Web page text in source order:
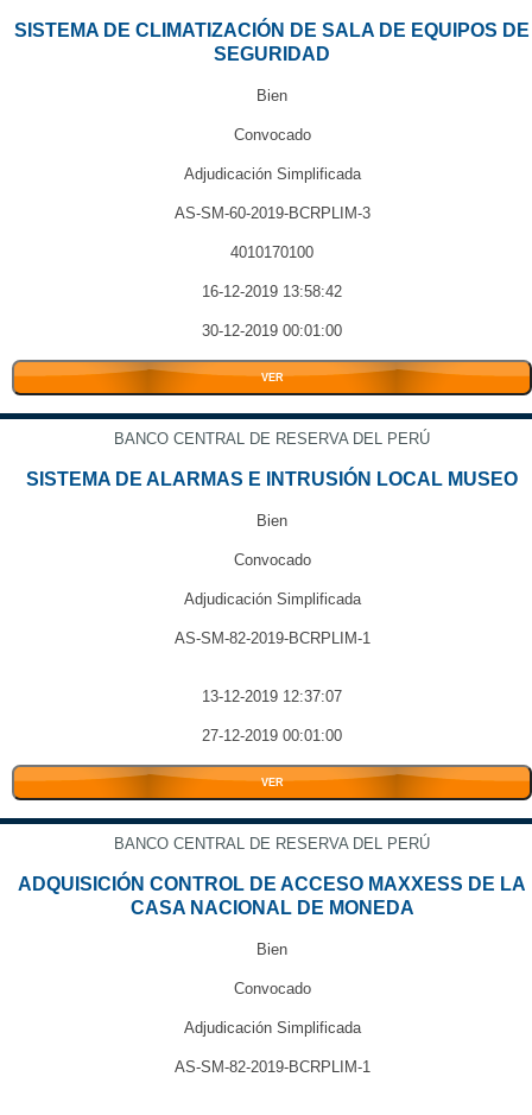
SISTEMA DE CLIMATIZACIÓN DE SALA DE EQUIPOS DE
SEGURIDAD
Bien
Convocado
Adjudicación Simplificada
AS-SM-60-2019-BCRPLIM-3
4010170100
16-12-2019 13:58:42
30-12-2019 00:01:00
VER
BANCO CENTRAL DE RESERVA DEL PERÚ
SISTEMA DE ALARMAS E INTRUSIÓN LOCAL MUSEO
Bien
Convocado
Adjudicación Simplificada
AS-SM-82-2019-BCRPLIM-1
13-12-2019 12:37:07
27-12-2019 00:01:00
VER
BANCO CENTRAL DE RESERVA DEL PERÚ
ADQUISICIÓN CONTROL DE ACCESO MAXXESS DE LA
CASA NACIONAL DE MONEDA
Bien
Convocado
Adjudicación Simplificada
AS-SM-82-2019-BCRPLIM-1